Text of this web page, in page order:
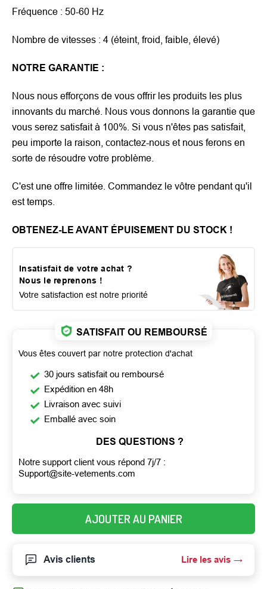
Fréquence : 50-60 Hz
Nombre de vitesses : 4 (éteint, froid, faible, élevé)
NOTRE GARANTIE :
Nous nous efforçons de vous offrir les produits les plus
innovants du marché. Nous vous donnons la garantie que
vous serez satisfait à 100%. Si vous n'êtes pas satisfait,
peu importe la raison, contactez-nous et nous ferons en
sorte de résoudre votre problème.
C'est une offre limitée. Commandez le vôtre pendant qu'il
est temps.
OBTENEZ-LE AVANT ÉPUISEMENT DU STOCK !
Insatisfait de votre achat ?
Nous le reprenons !
Votre satisfaction est notre priorité
SATISFAIT OU REMBOURSÉ
Vous êtes couvert par notre protection d'achat
30 jours satisfait ou remboursé
Expédition en 48h
Livraison avec suivi
Emballé avec soin
DES QUESTIONS ?
Notre support client vous répond 7j/7 :
Support@site-vetements.com
AJOUTER AU PANIER
Avis clients Lire les avis